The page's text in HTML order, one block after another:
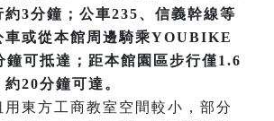
約3分鐘；公車235、信義幹線等
車或從本館周邊騎乘YOUBIKE
鐘可抵達；距本館園區步行僅1.6
20分鐘可達。
用東方工商教室空間較小，部分